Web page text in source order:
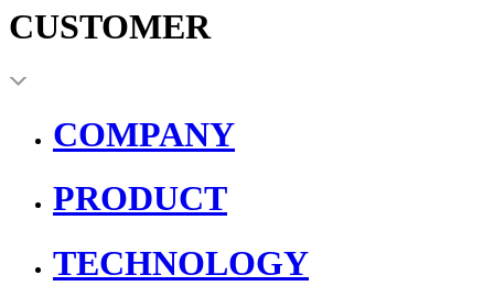
CUSTOMER
COMPANY
PRODUCT
TECHNOLOGY